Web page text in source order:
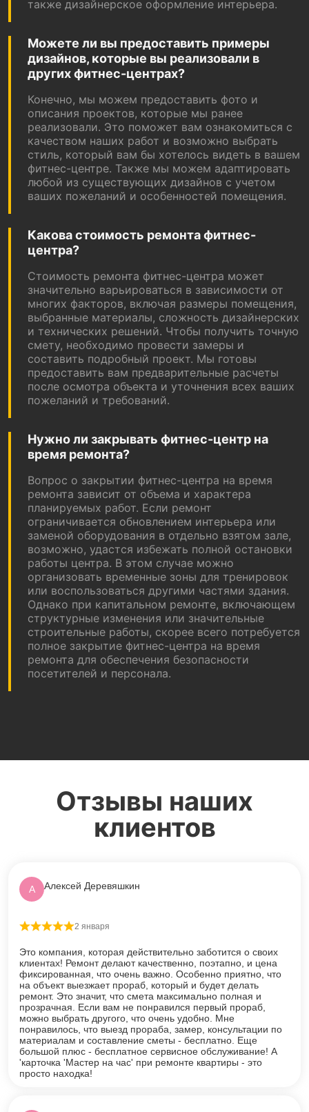
также дизайнерское оформление интерьера.
Можете ли вы предоставить примеры
дизайнов, которые вы реализовали в
других фитнес-центрах?
Конечно, мы можем предоставить фото и
описания проектов, которые мы ранее
реализовали. Это поможет вам ознакомиться с
качеством наших работ и возможно выбрать
стиль, который вам бы хотелось видеть в вашем
фитнес-центре. Также мы можем адаптировать
любой из существующих дизайнов с учетом
ваших пожеланий и особенностей помещения.
Какова стоимость ремонта фитнес-
центра?
Стоимость ремонта фитнес-центра может
значительно варьироваться в зависимости от
многих факторов, включая размеры помещения,
выбранные материалы, сложность дизайнерских
и технических решений. Чтобы получить точную
смету, необходимо провести замеры и
составить подробный проект. Мы готовы
предоставить вам предварительные расчеты
после осмотра объекта и уточнения всех ваших
пожеланий и требований.
Нужно ли закрывать фитнес-центр на
время ремонта?
Вопрос о закрытии фитнес-центра на время
ремонта зависит от объема и характера
планируемых работ. Если ремонт
ограничивается обновлением интерьера или
заменой оборудования в отдельно взятом зале,
возможно, удастся избежать полной остановки
работы центра. В этом случае можно
организовать временные зоны для тренировок
или воспользоваться другими частями здания.
Однако при капитальном ремонте, включающем
структурные изменения или значительные
строительные работы, скорее всего потребуется
полное закрытие фитнес-центра на время
ремонта для обеспечения безопасности
посетителей и персонала.
Отзывы наших
клиентов
А Алексей Деревяшкин
Оценка5из 5
2 января
Это компания, которая действительно заботится о своих
клиентах! Ремонт делают качественно, поэтапно, и цена
фиксированная, что очень важно. Особенно приятно, что
на объект выезжает прораб, который и будет делать
ремонт. Это значит, что смета максимально полная и
прозрачная. Если вам не понравился первый прораб,
можно выбрать другого, что очень удобно. Мне
понравилось, что выезд прораба, замер, консультации по
материалам и составление сметы - бесплатно. Еще
большой плюс - бесплатное сервисное обслуживание! А
'карточка 'Мастер на час' при ремонте квартиры - это
просто находка!